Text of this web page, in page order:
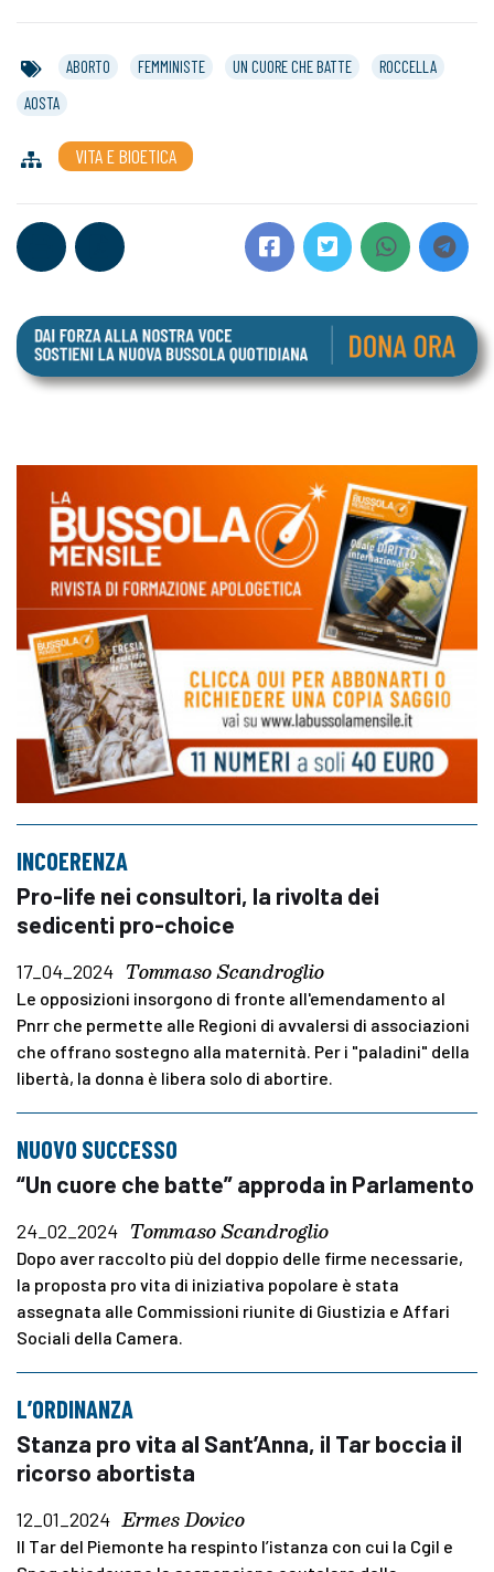
ABORTO FEMMINISTE UN CUORE CHE BATTE
ROCCELLA
AOSTA
VITA E BIOETICA
INCOERENZA
Pro-life nei consultori, la rivolta dei
sedicenti pro-choice
17_04_2024 Tommaso Scandroglio
Le opposizioni insorgono di fronte all'emendamento al
Pnrr che permette alle Regioni di avvalersi di associazioni
che offrano sostegno alla maternità. Per i "paladini" della
libertà, la donna è libera solo di abortire.
NUOVO SUCCESSO
“Un cuore che batte” approda in Parlamento
24_02_2024 Tommaso Scandroglio
Dopo aver raccolto più del doppio delle firme necessarie,
la proposta pro vita di iniziativa popolare è stata
assegnata alle Commissioni riunite di Giustizia e Affari
Sociali della Camera.
L’ORDINANZA
Stanza pro vita al Sant’Anna, il Tar boccia il
ricorso abortista
12_01_2024 Ermes Dovico
Il Tar del Piemonte ha respinto l’istanza con cui la Cgil e